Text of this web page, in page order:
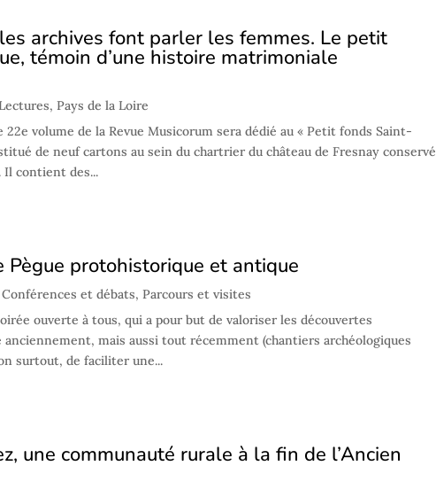
archives font parler les femmes. Le petit
témoin d’une histoire matrimoniale
, Pays de la Loire
volume de la Revue Musicorum sera dédié au « Petit fonds Saint-
de neuf cartons au sein du chartrier du château de Fresnay conservé
Il contient des...
Pègue protohistorique et antique
Conférences et débats, Parcours et visites
ouverte à tous, qui a pour but de valoriser les découvertes
anciennement, mais aussi tout récemment (chantiers archéologiques
surtout, de faciliter une...
une communauté rurale à la fin de l’Ancien